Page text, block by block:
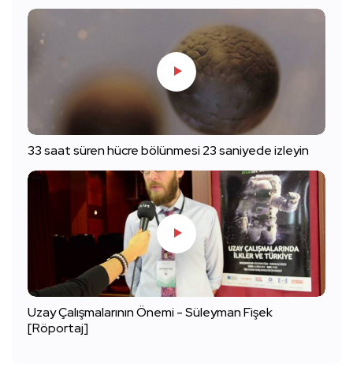
33 saat süren hücre bölünmesi 23 saniyede izleyin
Uzay Çalışmalarının Önemi - Süleyman Fişek
[Röportaj]